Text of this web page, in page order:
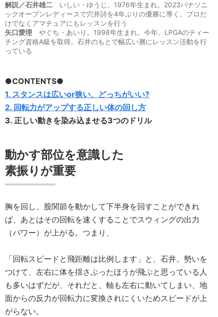
解説／石井雄二 いしい・ゆうじ。1976年生まれ。2023パナソニ
ックオープンレディースで穴井詩を4年ぶりの優勝に導く。プロだ
けでなくアマチュアにもレッスンを行う
矢口愛理 やぐち・あいり。1998年生まれ。今年、LPGAのティー
チング資格A級を取得。石井のもとで幅広い層にレッスン活動を行
っている
●CONTENTS●
1. スタンスは広いor狭い、どっちがいい?
2. 回転力がアップする正しい体の回し方
3. 正しい動きを染み込ませる3つのドリル
動かす部位を意識した
素振りが重要
胸を回し、股関節を動かして下半身を回すことができれ
ば、あとはその回転を速くすることでスウィングの出力
（パワー）が上がる。つまり、
「回転スピードと飛距離は比例します」と、石井。勢いを
つけて、左右に体を揺さぶったほうが飛ぶと思っている人
も多いはずだが、それだと、軸も左右に動いてしまい、地
面からの反力が回転力に変換されにくいためスピードが上
がらない。